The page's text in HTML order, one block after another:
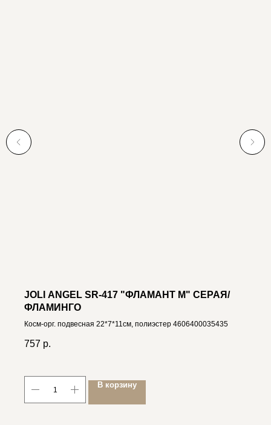
JOLI ANGEL SR-417 "ФЛАМАНТ M" СЕРАЯ/
ФЛАМИНГО
Косм-орг. подвесная 22*7*11см, полиэстер 4606400035435
757 р.
В корзину